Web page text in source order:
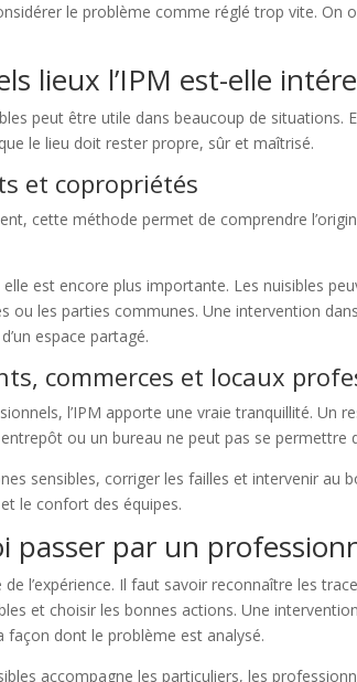
le problème comme réglé trop vite. On
lieux l’IPM est-elle
peut être utile dans beaucoup de
le lieu doit rester propre, sûr et maîtrisé.
et copropriétés
cette méthode permet de comprendre
est encore plus importante. Les nuisibles
ou les parties communes. Une intervention
espace partagé.
commerces et locaux
l’IPM apporte une vraie tranquillité. Un
ou un bureau ne peut pas se permettre
sensibles, corriger les failles et intervenir au
le confort des équipes.
passer par un
de l’expérience. Il faut savoir reconnaître les
et choisir les bonnes actions. Une
façon dont le problème est analysé.
accompagne les particuliers, les